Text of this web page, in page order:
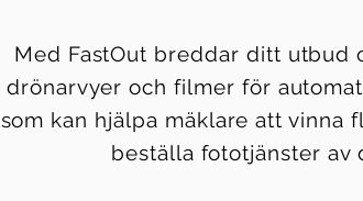
Med FastOut breddar ditt utbud
drönarvyer och filmer för
som kan hjälpa mäklare att vinna
beställa fototjänster av